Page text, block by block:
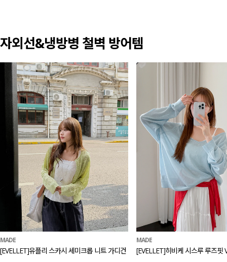
자외선&냉방병 철벽 방어템
MADE
[EVELLET]유플리 스카시 세미크롭 니트 가디건
MADE
[EVELLET]히비케 시스루 루즈핏